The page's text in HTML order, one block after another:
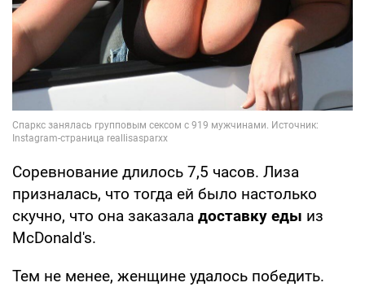
Соревнование длилось 7,5 часов. Лиза
призналась, что тогда ей было настолько
скучно, что она заказала доставку еды из
McDonald's.
Тем не менее, женщине удалось победить.